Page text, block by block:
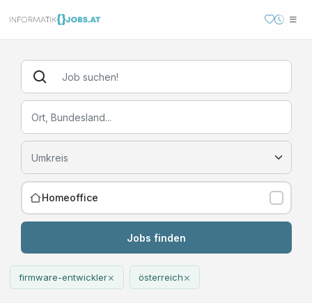
Homeoffice
Jobs finden
firmware-entwickler× österreich×